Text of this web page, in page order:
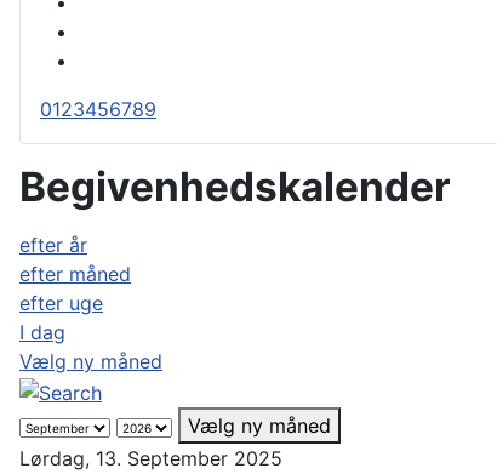
0123456789
Begivenhedskalender
efter år
efter måned
efter uge
I dag
Vælg ny måned
Vælg ny måned
Lørdag, 13. September 2025